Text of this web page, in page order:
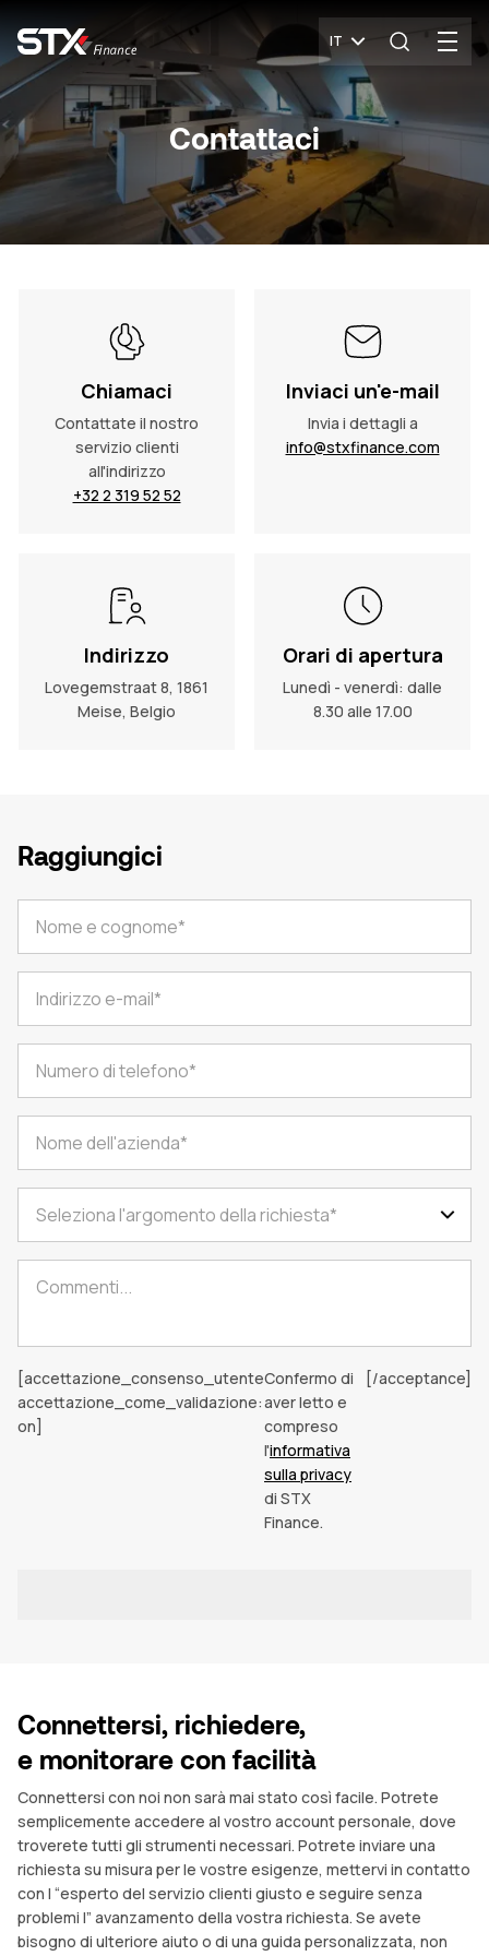
IT
Contattaci
Chiamaci
Contattate il nostro
servizio clienti
all'indirizzo
+32 2 319 52 52
Inviaci un'e-mail
Invia i dettagli a
info@stxfinance.com
Indirizzo
Lovegemstraat 8, 1861
Meise, Belgio
Orari di apertura
Lunedì - venerdì: dalle
8.30 alle 17.00
Raggiungici
Seleziona l'argomento della richiesta*
[accettazione_consenso_utente
accettazione_come_validazione:
on]
Confermo di
aver letto e
compreso
l'informativa
sulla privacy
di STX
Finance.
[/acceptance]
Connettersi, richiedere,
e monitorare con facilità
Connettersi con noi non sarà mai stato così facile. Potrete
semplicemente accedere al vostro account personale, dove
troverete tutti gli strumenti necessari. Potrete inviare una
richiesta su misura per le vostre esigenze, mettervi in contatto
con l “esperto del servizio clienti giusto e seguire senza
problemi l” avanzamento della vostra richiesta. Se avete
bisogno di ulteriore aiuto o di una guida personalizzata, non